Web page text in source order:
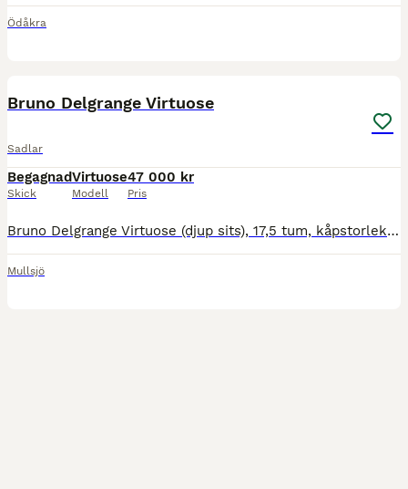
Ödåkra
Bruno Delgrange Virtuose
Sadlar
Begagnad
Skick
Virtuose
Modell
47 000 kr
Pris
Bruno Delgrange Virtuose (djup sits), 17,5 tum, kåpstorlek 5X (extra framskuren kåpa), bom 28 normal mot vid. Brun sadel svart skinn på loggan, namnbricka och båge på bakvalvet, årsmodell 2022, mycket
Mullsjö